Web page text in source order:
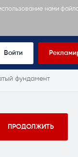
нами
Войти
фундамент